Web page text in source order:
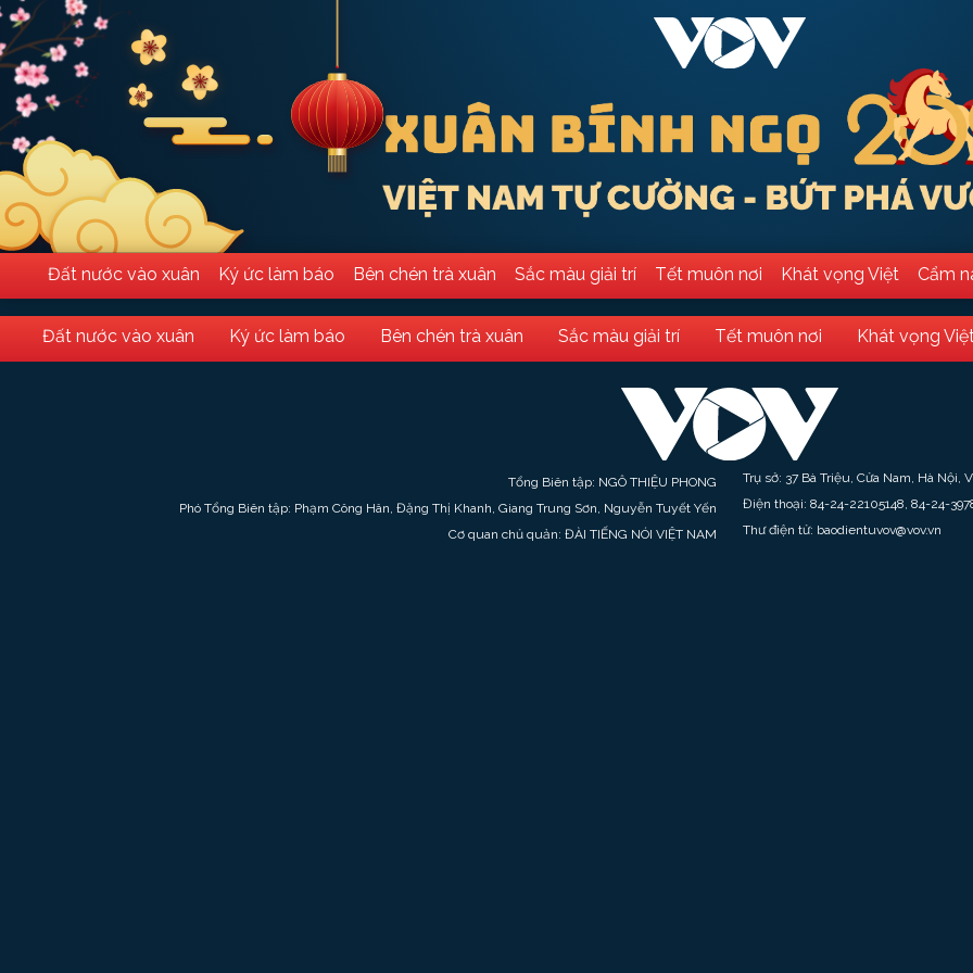
Đất nước vào xuân Ký ức làm báo Bên chén trà xuân Sắc màu giải trí Tết muôn nơi Khát vọng Việt Cẩm
Đất nước vào xuân Ký ức làm báo Bên chén trà xuân Sắc màu giải trí Tết muôn nơi Khát vọng
Tổng Biên tập: NGÔ THIỆU PHONG
Phó Tổng Biên tập: Phạm Công Hân, Đặng Thị Khanh, Giang Trung Sơn, Nguyễn Tuyết Yến
Cơ quan chủ quản: ĐÀI TIẾNG NÓI VIỆT NAM
Trụ sở: 37 Bà Triệu, Cửa Nam, Hà Nội,
Điện thoại: 84-24-22105148, 84-24-
Thư điện tử: baodientuvov@vov.vn